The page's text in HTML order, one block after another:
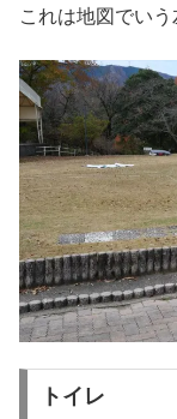
これは地図でい
トイレ